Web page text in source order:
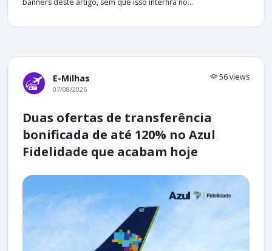
banners deste artigo, sem que isso interfira no...
E-Milhas 56 views
07/08/2026
Duas ofertas de transferência
bonificada de até 120% no Azul
Fidelidade que acabam hoje